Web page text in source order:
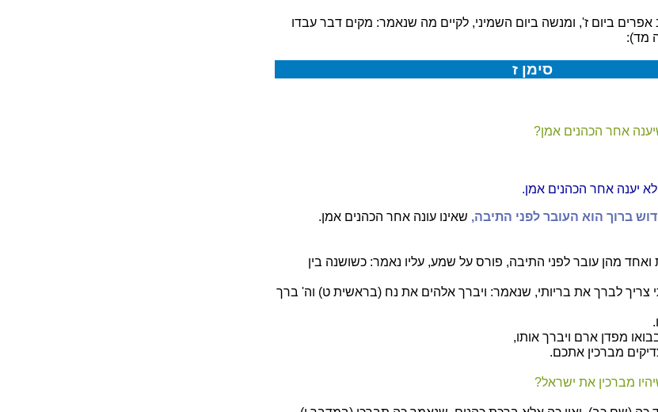
ביום ז', ומנשה ביום השמיני, לקיים מה שנאמר: מקים דבר עבדו
מד):
סימן ז
אחר הכהנים אמן?
יענה אחר הכהנים אמן.
ברוך הוא העובר לפני התיבה, שאינו עונה אחר הכהנים אמן.
מהן עובר לפני התיבה, פורס על שמע, עליו נאמר: כשושנה בין
לברך את בריותי, שנאמר: ויברך אלהים את נח (בראשית ט) וה' ברך
מפדן ארם ויברך אותו,
מברכין אתכם.
מברכין את ישראל?